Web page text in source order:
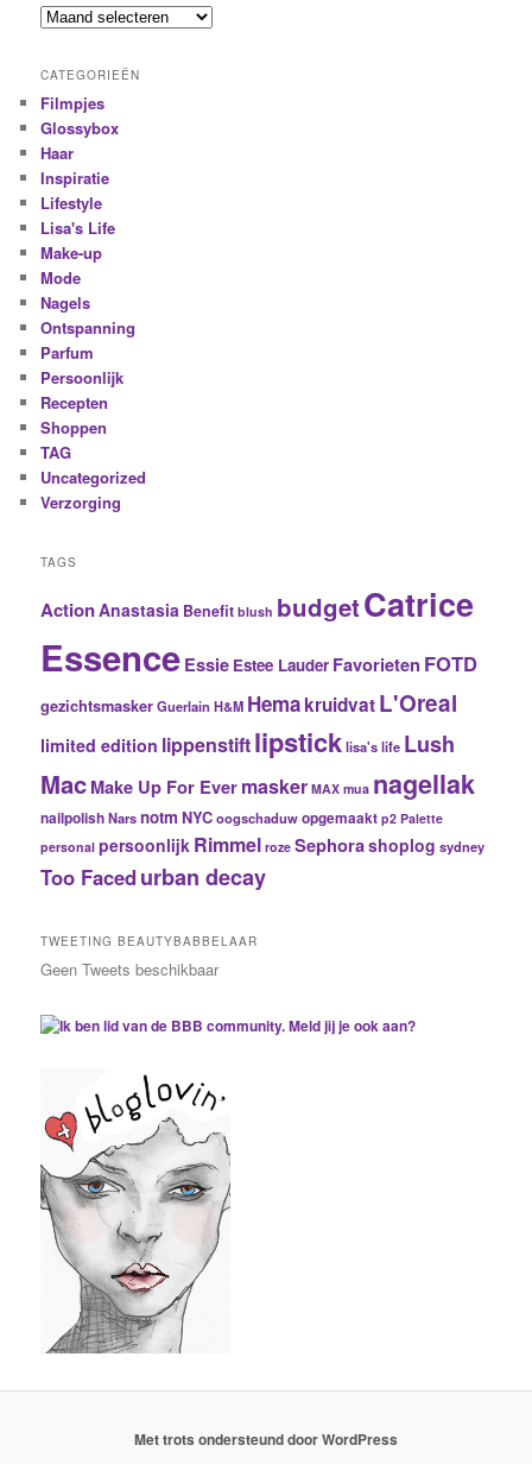
CATEGORIEËN
Filmpjes
Glossybox
Haar
Inspiratie
Lifestyle
Lisa's Life
Make-up
Mode
Nagels
Ontspanning
Parfum
Persoonlijk
Recepten
Shoppen
TAG
Uncategorized
Verzorging
TAGS
ActionAnastasia Benefit blush budgetCatrice
EssenceEssie Estee Lauder Favorieten FOTD
gezichtsmaskerGuerlain H&M HemakruidvatL'Oreal
limited edition lippenstiftlipsticklisa's life Lush
MacMake Up For Evermasker MAX mua nagellak
nailpolishNarsnotm NYCoogschaduwopgemaakt p2 Palette
personal persoonlijk Rimmel roze Sephorashoplog sydney
Too Faced urban decay
TWEETING BEAUTYBABBELAAR
Geen Tweets beschikbaar
Met trots ondersteund door WordPress